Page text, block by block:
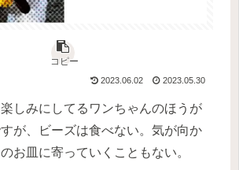
コピー
2023.06.02 2023.05.30
しみにしてるワンちゃんのほうが
が、ビーズは食べない。気が向か
お皿に寄っていくこともない。